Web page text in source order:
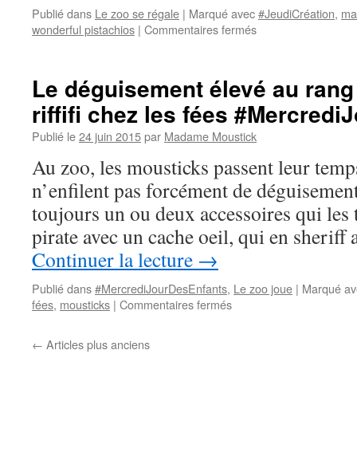
Publié dans Le zoo se régale | Marqué avec#JeudiCréation,
wonderful pistachios | Commentaires fermés
jeux
entre
copines
!
Le déguisement élevé au
riffifi chez les fées
Publié le24 juin 2015par Madame Moustick
Au zoo, les mousticks passent leur
n’enfilent pas forcément de
toujours un ou deux accessoires qui
pirate avec un cache oeil, qui en
Continuer la lecture →
Publié dans#MercrediJourDesEnfants, Le zoo joue | Marqué
fées, mousticks | Commentaires fermés
← Articles plus anciens